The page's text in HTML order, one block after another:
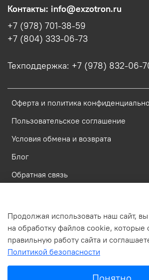
В корзину
Оферта и политика
Пользовательское соглашение
Условия обмена и возврата
Блог
Обратная связь
Контакты: info@exzotron.ru
+7 (978) 701-38-59
+7 (804) 333-06-73
Техподдержка: +7 (978) 832-06-
Крымская Правда, д.6, пом. 23
Продолжая использовать наш сайт, вы
на обработку файлов cookie, которые
правильную работу сайта и
Политикой безопасности